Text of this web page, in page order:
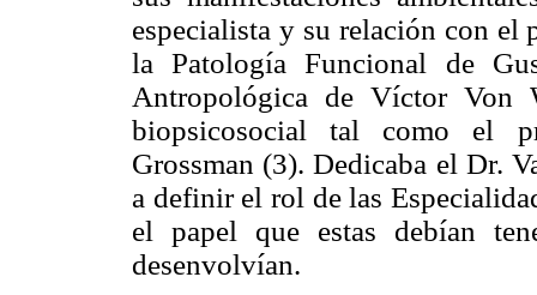
especialista y su relación con el
la Patología Funcional de
Antropológica de Víctor Von
biopsicosocial tal como el
Grossman (3). Dedicaba el Dr.
a definir el rol de las
el papel que estas debían
desenvolvían.